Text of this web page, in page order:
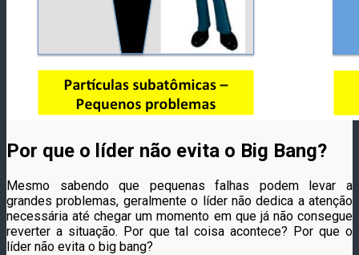
Por que o líder não evita o Big Bang?
Mesmo sabendo que pequenas falhas podem levar a
grandes problemas, geralmente o líder não dedica a atenção
necessária até chegar um momento em que já não consegue
reverter a situação. Por que tal coisa acontece? Por que o
líder não evita o big bang?